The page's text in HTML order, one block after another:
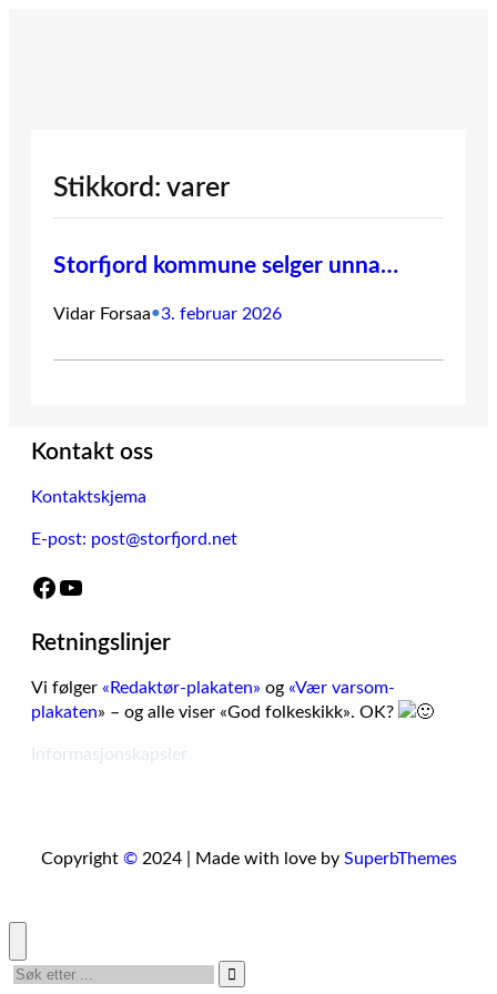
Stikkord: varer
Storfjord kommune selger unna…
Vidar Forsaa•3. februar 2026
Kontakt oss
Kontaktskjema
E-post: post@storfjord.net
Facebook YouTube
Retningslinjer
Vi følger «Redaktør-plakaten» og «Vær varsom-
plakaten» – og alle viser «God folkeskikk». OK?
Informasjonskapsler
Copyright ©2024 | Made with love by SuperbThemes